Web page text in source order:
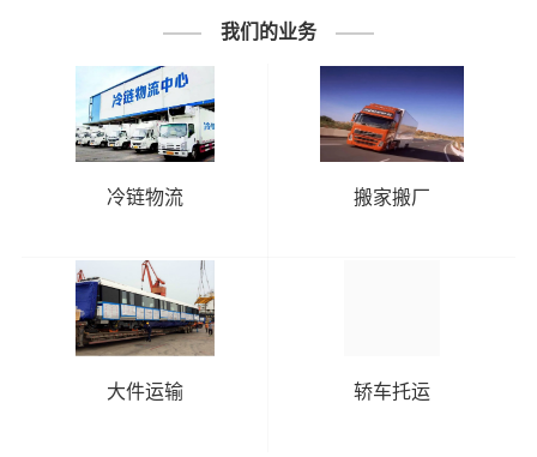
标签： # 北京专线 # 北京货运
# 北京物流
# 衡阳专线
# 衡阳货运
# 衡阳物流
# 物流专线
# 物流公司
我们的业务
冷链物流 搬家搬厂
大件运输 轿车托运